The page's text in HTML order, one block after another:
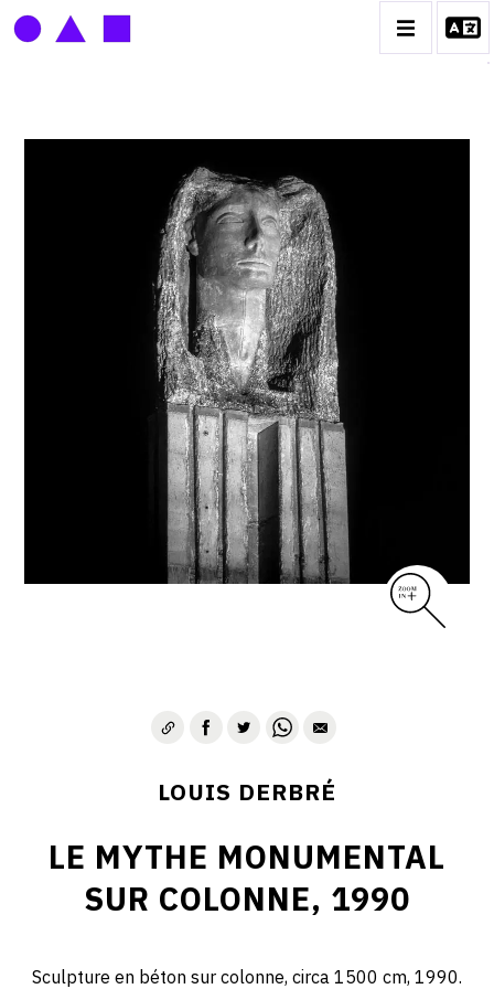
LOUIS DERBRÉ
BIOGRAPHIE
CATALOGUE DES OEUVRES
CONTACT
LOUIS DERBRÉ
LE MYTHE MONUMENTAL
SUR COLONNE, 1990
Sculpture en béton sur colonne, circa 1500 cm, 1990.